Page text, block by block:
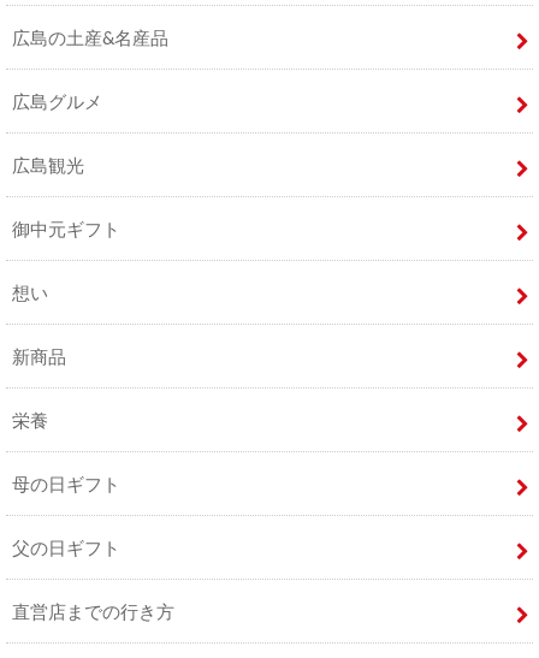
広島の土産&名産品
広島グルメ
広島観光
御中元ギフト
想い
新商品
栄養
母の日ギフト
父の日ギフト
直営店までの行き方